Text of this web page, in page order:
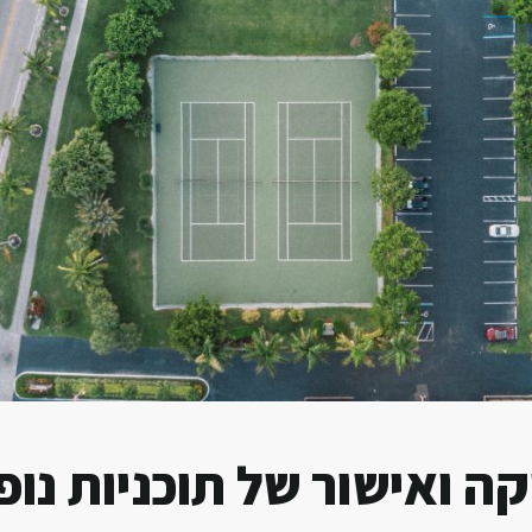
ואישור של תוכניות